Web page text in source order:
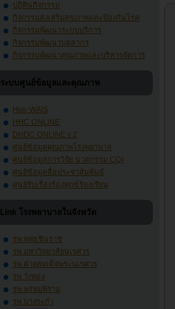
ปฏิทินกิจกรรม
กิจกรรมส่งเสริมสุขภาพและป้องกันโรค
กิจกรรมพัฒนาระบบบริการ
กิจกรรมพัฒนาบุคลากร
กิจกรรมพัฒนาคุณภาพและบริหารจัดการ
ระบบศูนย์ข้อมูลและคุณภาพ
Hos-WAIS
HHC ONLINE
DHDC ONLINE v.2
ศูนย์ข้อมูลคุณภาพโรงพยาบาล
ศูนย์ข้อมูลการวิจัย นวตกรรม CQI
ศูนย์ข้อมูลสื่อประชาสัมพันธ์
ศูนย์รับเรื่องร้องทุกข์ร้องเรียน
Link โรงพยาบาลในจังหวัด
รพ.พุทธชินราช
รพ.มหาวิทยาลัยนเรศวร
รพ.ค่ายสมเด็จพระนเรศวร
รพ.วังทอง
รพ.พรหมพิราม
รพ.บางระกำ